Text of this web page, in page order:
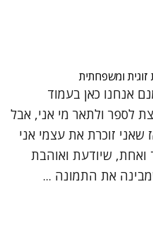
ומשפחתית
אנחנו כאן בעמוד
לספר ולתאר מי אני, אבל
זוכרת את עצמי אני
ואחת, שיודעת ואוהבת
את התמונה ...